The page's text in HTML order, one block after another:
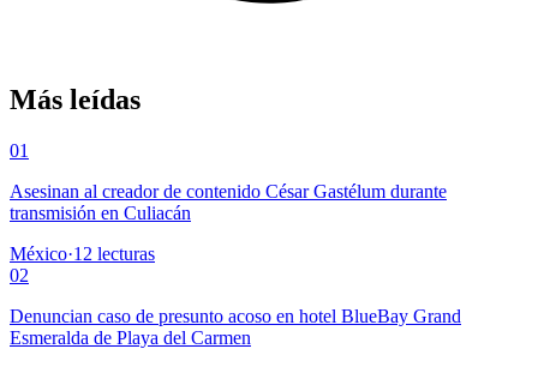
Más leídas
01
Asesinan al creador de contenido César Gastélum durante
transmisión en Culiacán
México·12 lecturas
02
Denuncian caso de presunto acoso en hotel BlueBay Grand
Esmeralda de Playa del Carmen